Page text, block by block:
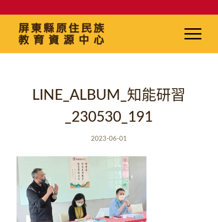
LINE_ALBUM_知能研習
_230530_191
2023-06-01